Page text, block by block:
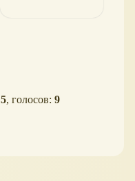
5, голосов: 9